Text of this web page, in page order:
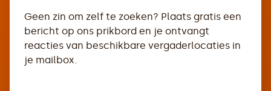
Geen zin om zelf te zoeken? Plaats gratis een
bericht op ons prikbord en je ontvangt
reacties van beschikbare vergaderlocaties in
je mailbox.